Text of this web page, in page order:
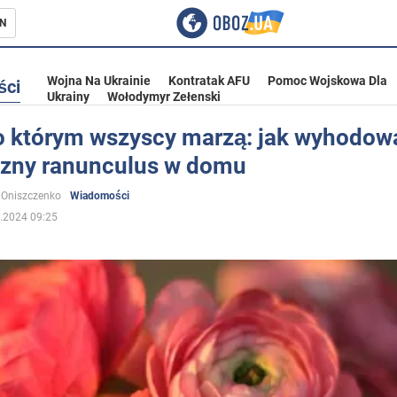
Ukrainie
Wojna Na Ukrainie Kontratak AFU
Pomoc Wojskowa Dla
Ukrainy
Wołodymyr Zełenski
którym wszyscy marzą: jak
ranunculus w domu
Wiadomości
09:25